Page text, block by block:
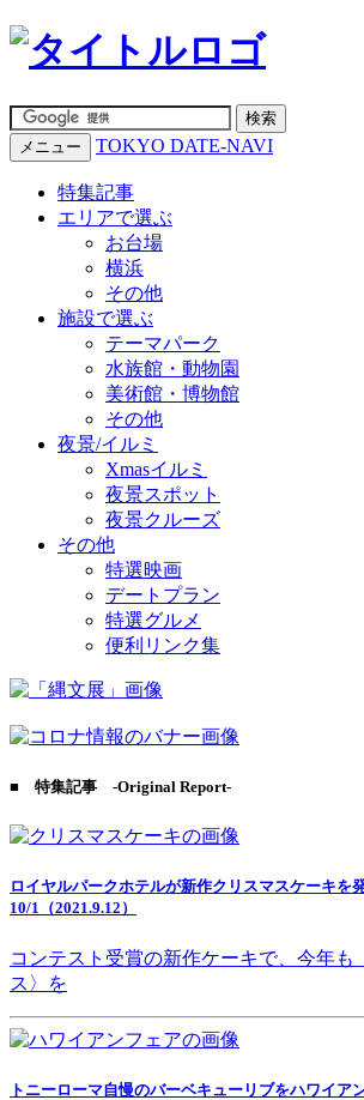
メニュー TOKYO DATE-NAVI
特集記事
エリアで選ぶ
お台場
横浜
その他
施設で選ぶ
テーマパーク
水族館・動物園
美術館・博物館
その他
夜景/イルミ
Xmasイルミ
夜景スポット
夜景クルーズ
その他
特選映画
デートプラン
特選グルメ
便利リンク集
■ 特集記事 -Original Report-
ロイヤルパークホテルが新作クリスマスケーキを
10/1（2021.9.12）
コンテスト受賞の新作ケーキで、今年も
ス〉を
トニーローマ自慢のバーベキューリブをハワイア